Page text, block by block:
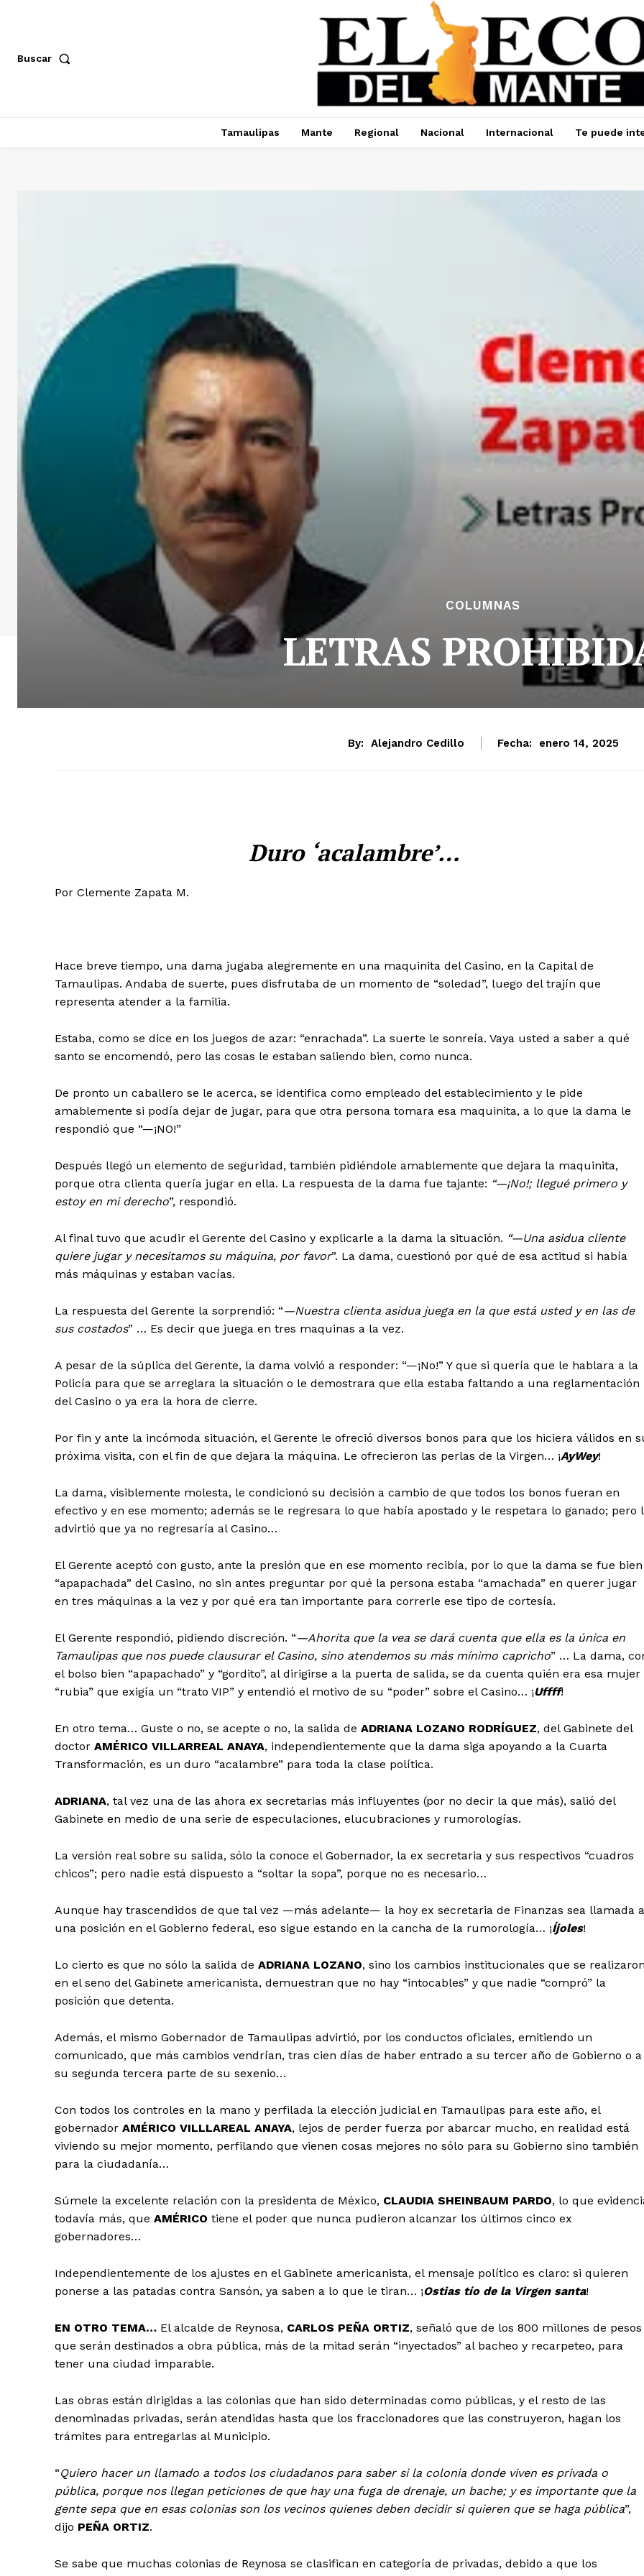
Buscar
Tamaulipas Mante Regional Nacional Internacional Te puede
COLUMNAS
LETRAS
By: Alejandro Cedillo Fecha: enero 14, 2025
Duro ‘acalambre’…
Por Clemente Zapata M.
Hace breve tiempo, una dama jugaba alegremente en una maquinita del Casino, en la Capital de
Tamaulipas. Andaba de suerte, pues disfrutaba de un momento de “soledad”, luego del trajín que
representa atender a la familia.
Estaba, como se dice en los juegos de azar: “enrachada”. La suerte le sonreía. Vaya usted a saber a qué
santo se encomendó, pero las cosas le estaban saliendo bien, como nunca.
De pronto un caballero se le acerca, se identifica como empleado del establecimiento y le pide
amablemente si podía dejar de jugar, para que otra persona tomara esa maquinita, a lo que la dama le
respondió que “—¡NO!”
Después llegó un elemento de seguridad, también pidiéndole amablemente que dejara la maquinita,
porque otra clienta quería jugar en ella. La respuesta de la dama fue tajante: “—¡No!; llegué primero y
estoy en mi derecho”, respondió.
Al final tuvo que acudir el Gerente del Casino y explicarle a la dama la situación. “—Una asidua cliente
quiere jugar y necesitamos su máquina, por favor”. La dama, cuestionó por qué de esa actitud si había
más máquinas y estaban vacías.
La respuesta del Gerente la sorprendió: “—Nuestra clienta asidua juega en la que está usted y en las de
sus costados” … Es decir que juega en tres maquinas a la vez.
A pesar de la súplica del Gerente, la dama volvió a responder: “—¡No!” Y que si quería que le hablara a la
Policía para que se arreglara la situación o le demostrara que ella estaba faltando a una reglamentación
del Casino o ya era la hora de cierre.
Por fin y ante la incómoda situación, el Gerente le ofreció diversos bonos para que los hiciera válidos en
próxima visita, con el fin de que dejara la máquina. Le ofrecieron las perlas de la Virgen… ¡AyWey!
La dama, visiblemente molesta, le condicionó su decisión a cambio de que todos los bonos fueran en
efectivo y en ese momento; además se le regresara lo que había apostado y le respetara lo ganado; pero
advirtió que ya no regresaría al Casino…
El Gerente aceptó con gusto, ante la presión que en ese momento recibía, por lo que la dama se fue bien
“apapachada” del Casino, no sin antes preguntar por qué la persona estaba “amachada” en querer jugar
en tres máquinas a la vez y por qué era tan importante para correrle ese tipo de cortesía.
El Gerente respondió, pidiendo discreción. “—Ahorita que la vea se dará cuenta que ella es la única en
Tamaulipas que nos puede clausurar el Casino, sino atendemos su más mínimo capricho” … La dama,
el bolso bien “apapachado” y “gordito”, al dirigirse a la puerta de salida, se da cuenta quién era esa mujer
“rubia” que exigía un “trato VIP” y entendió el motivo de su “poder” sobre el Casino… ¡Uffff!
En otro tema… Guste o no, se acepte o no, la salida de ADRIANA LOZANO RODRÍGUEZ, del Gabinete del
doctor AMÉRICO VILLARREAL ANAYA, independientemente que la dama siga apoyando a la Cuarta
Transformación, es un duro “acalambre” para toda la clase política.
ADRIANA, tal vez una de las ahora ex secretarias más influyentes (por no decir la que más), salió del
Gabinete en medio de una serie de especulaciones, elucubraciones y rumorologías.
La versión real sobre su salida, sólo la conoce el Gobernador, la ex secretaria y sus respectivos “cuadros
chicos”; pero nadie está dispuesto a “soltar la sopa”, porque no es necesario…
Aunque hay trascendidos de que tal vez —más adelante— la hoy ex secretaria de Finanzas sea llamada a
una posición en el Gobierno federal, eso sigue estando en la cancha de la rumorología… ¡Íjoles!
Lo cierto es que no sólo la salida de ADRIANA LOZANO, sino los cambios institucionales que se
en el seno del Gabinete americanista, demuestran que no hay “intocables” y que nadie “compró” la
posición que detenta.
Además, el mismo Gobernador de Tamaulipas advirtió, por los conductos oficiales, emitiendo un
comunicado, que más cambios vendrían, tras cien días de haber entrado a su tercer año de Gobierno o a
su segunda tercera parte de su sexenio…
Con todos los controles en la mano y perfilada la elección judicial en Tamaulipas para este año, el
gobernador AMÉRICO VILLLAREAL ANAYA, lejos de perder fuerza por abarcar mucho, en realidad está
viviendo su mejor momento, perfilando que vienen cosas mejores no sólo para su Gobierno sino también
para la ciudadanía…
Súmele la excelente relación con la presidenta de México, CLAUDIA SHEINBAUM PARDO, lo que
todavía más, que AMÉRICO tiene el poder que nunca pudieron alcanzar los últimos cinco ex
gobernadores…
Independientemente de los ajustes en el Gabinete americanista, el mensaje político es claro: si quieren
ponerse a las patadas contra Sansón, ya saben a lo que le tiran… ¡Ostias tío de la Virgen santa!
EN OTRO TEMA… El alcalde de Reynosa, CARLOS PEÑA ORTIZ, señaló que de los 800 millones de pesos
que serán destinados a obra pública, más de la mitad serán “inyectados” al bacheo y recarpeteo, para
tener una ciudad imparable.
Las obras están dirigidas a las colonias que han sido determinadas como públicas, y el resto de las
denominadas privadas, serán atendidas hasta que los fraccionadores que las construyeron, hagan los
trámites para entregarlas al Municipio.
“Quiero hacer un llamado a todos los ciudadanos para saber si la colonia donde viven es privada o
pública, porque nos llegan peticiones de que hay una fuga de drenaje, un bache; y es importante que la
gente sepa que en esas colonias son los vecinos quienes deben decidir si quieren que se haga pública”,
dijo PEÑA ORTIZ.
Se sabe que muchas colonias de Reynosa se clasifican en categoría de privadas, debido a que los